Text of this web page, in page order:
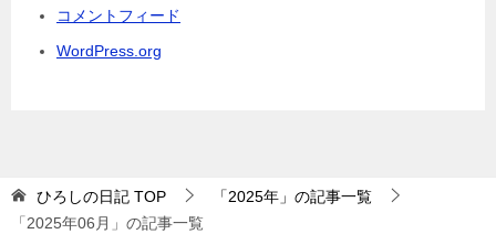
コメントフィード
WordPress.org
ひろしの日記 TOP
「2025年」の記事一覧
「2025年06月」の記事一覧